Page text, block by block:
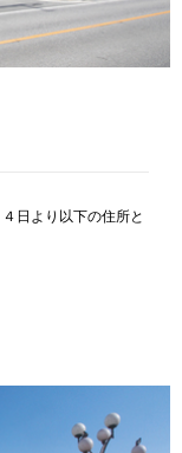
日より以下の住所と